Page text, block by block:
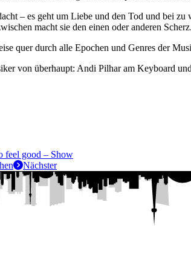
– es geht um Liebe und den Tod und bei
macht sie den einen oder anderen Scherz.
quer durch alle Epochen und Genres der
von überhaupt: Andi Pilhar am Keyboard
feel good – Show
Nächster